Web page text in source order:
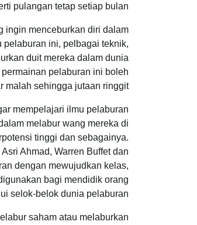
pulangan tetap setiap bulan.
ingin menceburkan diri dalam
ini, pelbagai teknik,
duit mereka dalam dunia
pelaburan ini boleh
malah sehingga jutaan ringgit.
mempelajari ilmu pelaburan
melabur wang mereka di
tinggi dan sebagainya.
Ahmad, Warren Buffet dan
dengan mewujudkan kelas,
bagi mendidik orang
selok-belok dunia pelaburan.
saham atau melaburkan